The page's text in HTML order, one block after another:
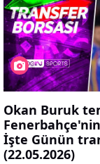
Okan Buruk
Fenerbahçe'nin
İşte Günün
(22.05.2026)